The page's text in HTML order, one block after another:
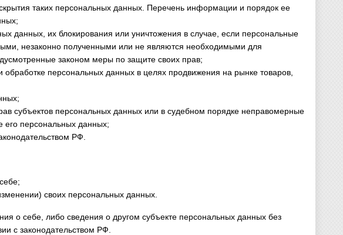
таких персональных данных. Перечень информации и порядок ее
данных, их блокирования или уничтожения в случае, если персональные
незаконно полученными или не являются необходимыми для
законом меры по защите своих прав;
обработке персональных данных в целях продвижения на рынке товаров,
субъектов персональных данных или в судебном порядке неправомерные
его персональных данных;
РФ.
своих персональных данных.
о себе, либо сведения о другом субъекте персональных данных без
с законодательством РФ.